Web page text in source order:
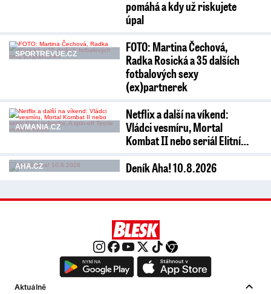
pomáhá a kdy už riskujete
úpal
SPORTREVUE.CZ
FOTO: Martina Čechová,
Radka Rosická a 35 dalších
fotbalových sexy
(ex)partnerek
AVMANIA.CZ
Netflix a další na víkend:
Vládci vesmíru, Mortal
Kombat II nebo seriál Elitní…
AHA.CZ Deník Aha! 10.8.2026
Aktuálně